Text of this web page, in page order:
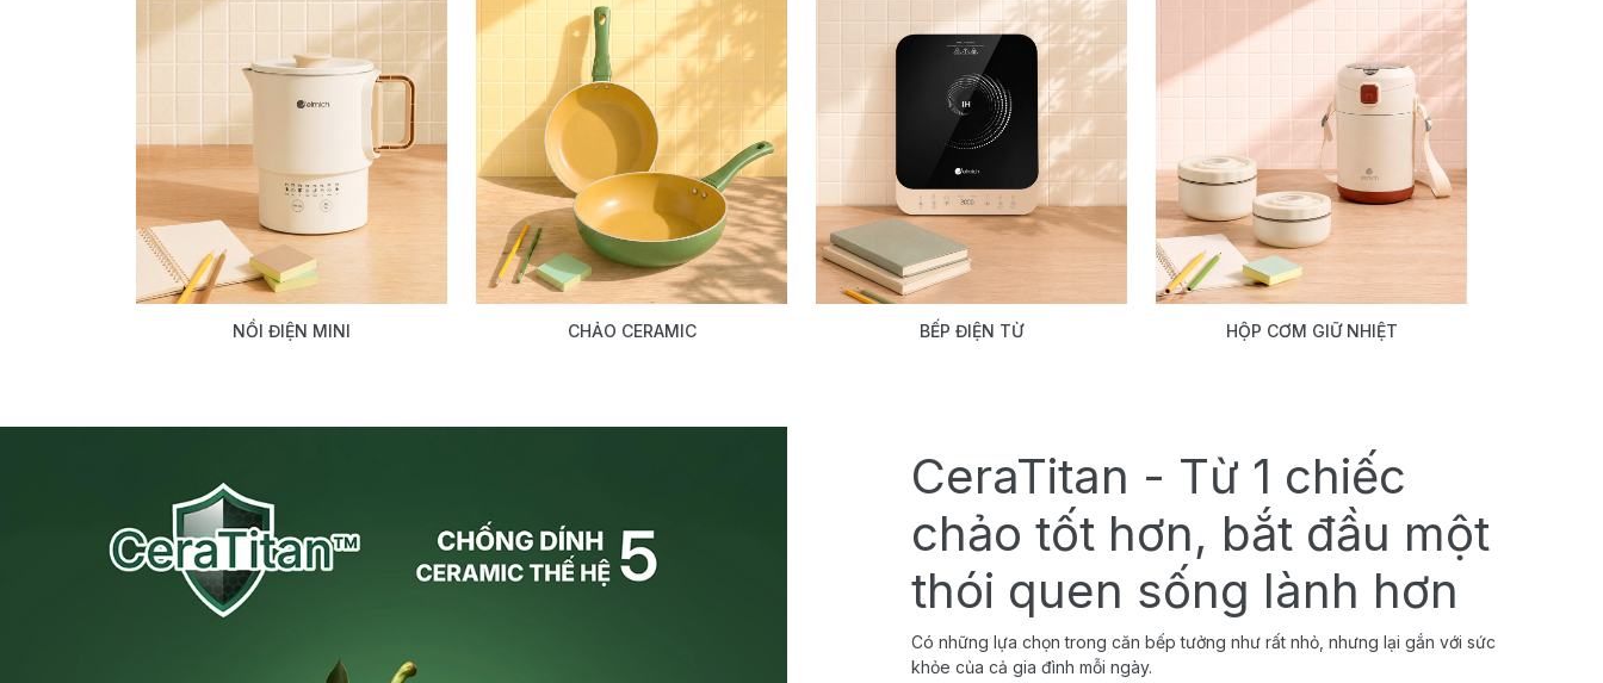
NỒI ĐIỆN MINI CHẢO CERAMIC BẾP ĐIỆN TỪ HỘP CƠM GIỮ NHIỆT
CeraTitan - Từ 1 chiếc
chảo tốt hơn, bắt đầu một
thói quen sống lành hơn
Có những lựa chọn trong căn bếp tưởng như rất nhỏ, nhưng lại gắn với sức
khỏe của cả gia đình mỗi ngày.